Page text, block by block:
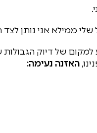
ממילא אני נותן
של דיוק הגבולות
האזנה נעימה: